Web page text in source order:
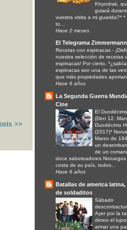
>>
Khyndrak,
guiará
vuestra visita a mi guarida?* *
to...
Hace 2 meses
El Telegrama Zimmermann
Recetas con espinacas -
nuestra selección de recetas
espinacas! Por cierto,
espinacas son una de las
que más propiedades
Hace 6 años
La Segunda Guerra
Cine
El
(Den 12.
Duodécimo
(2017)*
Marzo de
un
de un
doce saboteadores Noruegos
costa de su país, todos...
Hace 6 años
Batallas de america
de soldaditos
Sábado
Ayer por la
dimos el
armar una